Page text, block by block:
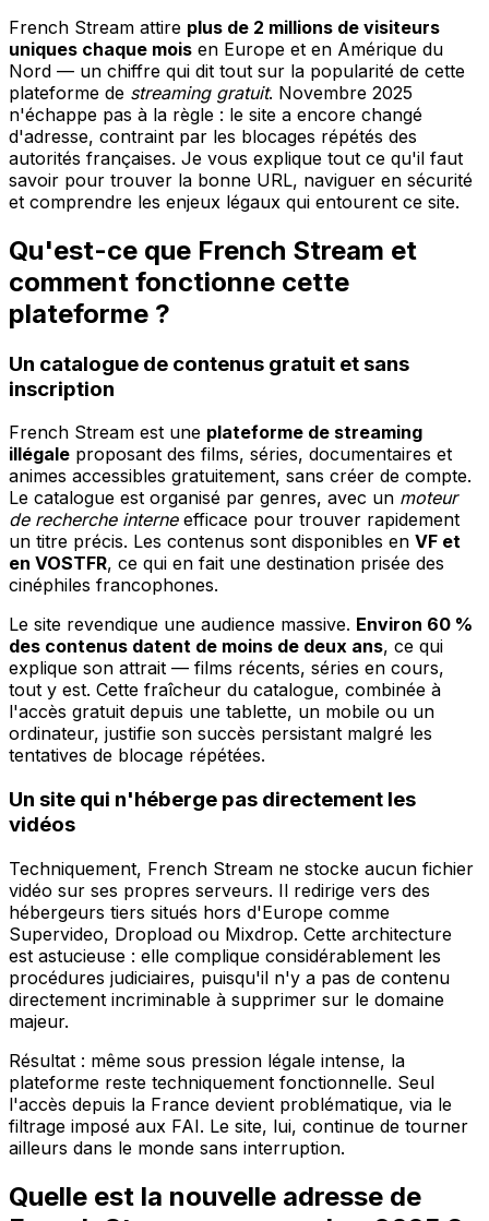
French Stream attire plus de 2 millions de visiteurs
uniques chaque mois en Europe et en Amérique du
Nord — un chiffre qui dit tout sur la popularité de cette
plateforme de streaming gratuit. Novembre 2025
n'échappe pas à la règle : le site a encore changé
d'adresse, contraint par les blocages répétés des
autorités françaises. Je vous explique tout ce qu'il faut
savoir pour trouver la bonne URL, naviguer en sécurité
et comprendre les enjeux légaux qui entourent ce site.
Qu'est-ce que French Stream et
comment fonctionne cette
plateforme ?
Un catalogue de contenus gratuit et sans
inscription
French Stream est une plateforme de streaming
illégale proposant des films, séries, documentaires et
animes accessibles gratuitement, sans créer de compte.
Le catalogue est organisé par genres, avec un moteur
de recherche interneefficace pour trouver rapidement
un titre précis. Les contenus sont disponibles en VF et
en VOSTFR, ce qui en fait une destination prisée des
cinéphiles francophones.
Le site revendique une audience massive. Environ 60 %
des contenus datent de moins de deux ans, ce qui
explique son attrait — films récents, séries en cours,
tout y est. Cette fraîcheur du catalogue, combinée à
l'accès gratuit depuis une tablette, un mobile ou un
ordinateur, justifie son succès persistant malgré les
tentatives de blocage répétées.
Un site qui n'héberge pas directement les
vidéos
Techniquement, French Stream ne stocke aucun fichier
vidéo sur ses propres serveurs. Il redirige vers des
hébergeurs tiers situés hors d'Europe comme
Supervideo, Dropload ou Mixdrop. Cette architecture
est astucieuse : elle complique considérablement les
procédures judiciaires, puisqu'il n'y a pas de contenu
directement incriminable à supprimer sur le domaine
majeur.
Résultat : même sous pression légale intense, la
plateforme reste techniquement fonctionnelle. Seul
l'accès depuis la France devient problématique, via le
filtrage imposé aux FAI. Le site, lui, continue de tourner
ailleurs dans le monde sans interruption.
Quelle est la nouvelle adresse de